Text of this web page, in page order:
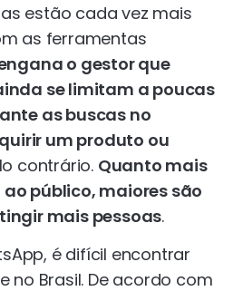
estão cada vez mais
as ferramentas
o gestor que
se limitam a poucas
as buscas no
um produto ou
contrário. Quanto mais
público, maiores são
mais pessoas.
é difícil encontrar
no Brasil. De acordo com